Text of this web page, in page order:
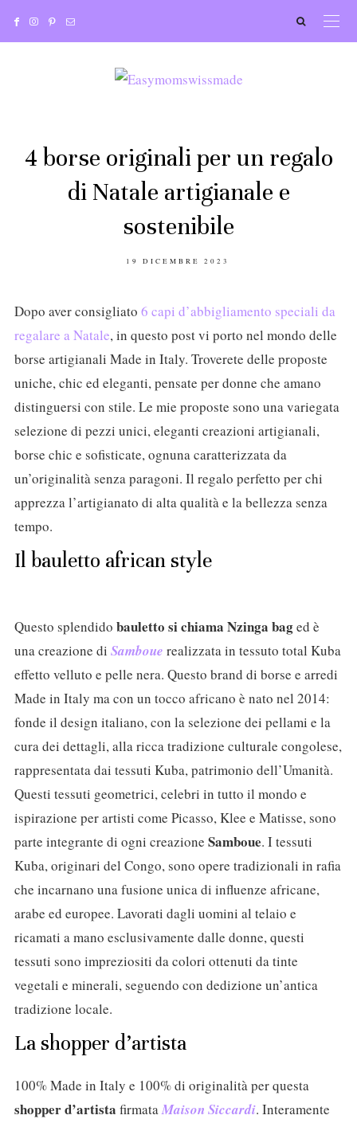
4 borse originali per un regalo
di Natale artigianale e
sostenibile
POSTED
19 DICEMBRE 2023
Dopo aver consigliato 6 capi d’abbigliamento speciali da
regalare a Natale, in questo post vi porto nel mondo delle
borse artigianali Made in Italy. Troverete delle proposte
uniche, chic ed eleganti, pensate per donne che amano
distinguersi con stile. Le mie proposte sono una variegata
selezione di pezzi unici, eleganti creazioni artigianali,
borse chic e sofisticate, ognuna caratterizzata da
un’originalità senza paragoni. Il regalo perfetto per chi
apprezza l’artigianato di alta qualità e la bellezza senza
tempo.
Il bauletto african style
Questo splendido bauletto si chiama Nzinga baged è
una creazione di Samboue realizzata in tessuto total Kuba
effetto velluto e pelle nera. Questo brand di borse e arredi
Made in Italy ma con un tocco africano è nato nel 2014:
fonde il design italiano, con la selezione dei pellami e la
cura dei dettagli, alla ricca tradizione culturale congolese,
rappresentata dai tessuti Kuba, patrimonio dell’Umanità.
Questi tessuti geometrici, celebri in tutto il mondo e
ispirazione per artisti come Picasso, Klee e Matisse, sono
parte integrante di ogni creazione Samboue. I tessuti
Kuba, originari del Congo, sono opere tradizionali in rafia
che incarnano una fusione unica di influenze africane,
arabe ed europee. Lavorati dagli uomini al telaio e
ricamati a mano esclusivamente dalle donne, questi
tessuti sono impreziositi da colori ottenuti da tinte
vegetali e minerali, seguendo con dedizione un’antica
tradizione locale.
La shopper d’artista
100% Made in Italy e 100% di originalità per questa
shopper d’artista firmataMaison Siccardi. Interamente